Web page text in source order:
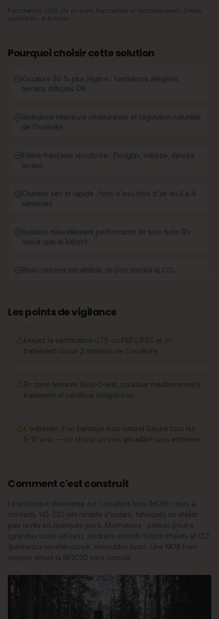
Fourchettes 2026 clé en main, hors terrain et raccordements. Délais
constatés : 4-8 mois.
Pourquoi choisir cette solution
Ossature 30 % plus légère : fondations allégées,
terrains difficiles OK
Ambiance intérieure chaleureuse et régulation naturelle
de l'humidité
Filière française structurée : Douglas, mélèze, épicéa
locaux
Chantier sec et rapide : hors d'eau hors d'air en 2 à 4
semaines
Isolation naturellement performante (le bois isole 12×
mieux que le béton)
Bilan carbone imbattable : le bois stocke le CO₂
Les points de vigilance
Exigez la certification CTB ou PEFC/FSC et un
traitement classe 2 minimum de l'ossature
En zone termites (Sud-Ouest, pourtour méditerranéen),
traitement et certificat obligatoires
L'entretien d'un bardage bois naturel (lasure tous les
5-10 ans) — ou choisir un bois grisaillant sans entretien
Comment c'est construit
La technique dominante est l'ossature bois (MOB) : murs à
montants 145-220 mm remplis d'isolant, fabriqués en atelier
puis levés en quelques jours. Alternatives : poteau-poutre
(grandes baies vitrées), madriers massifs (esprit chalet) et CLT
(panneaux lamellé-croisé, immeubles bois). Une MOB bien
conçue atteint la RE2020 sans surcoût.